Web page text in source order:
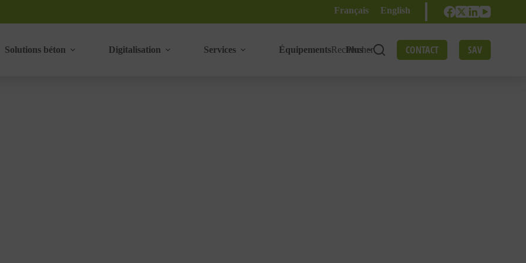
Français English
Solutions béton Digitalisation Services Équipements Plus
Rechercher CONTACT SAV